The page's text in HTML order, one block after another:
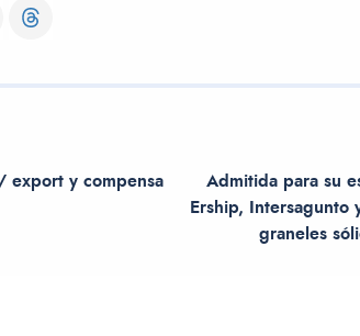
export y compensa
Admitida para su
Ership, Intersagunto
graneles